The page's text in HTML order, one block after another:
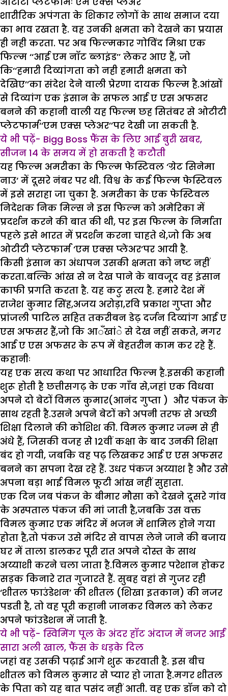
शारीरिक अपंगता के शिकार लोगों के साथ समाज दया
का भाव रखता है. वह उनकी क्षमता को देखने का प्रयास
ही नही करता. पर अब फिल्मकार गोविंद मिश्रा एक
फिल्म ‘‘आई एम नाॅट ब्लाइंड’’ लेकर आए हैं, जो
कि‘‘हमारी दिव्यांगता को नही हमारी क्षमता को
देखिए’’का संदेश देने वाली प्रेरणा दायक फिल्म है.आंखों
से दिव्यांग एक इंसान के सफल आई ए एस अफसर
बनने की कहानी वाली यह फिल्म छह सितंबर से ओटीटी
प्लेटफार्म‘‘एम एक्स प्लेअर’’पर देखी जा सकती है.
ये भी पढ़ें- Bigg Boss फैंस के लिए आई बुरी खबर,
सीजन 14 के समय में हो सकती है कटौती
यह फिल्म अमरीका के फिल्म फेस्टिवल ‘ग्रेट सिनेमा
नाउ‘ में दूसरे नंबर पर थी. विश्व के कई फिल्म फेस्टिवल
में इसे सराहा जा चुका है. अमरीका के एक फेस्टिवल
निदेशक निक मिल्स ने इस फिल्म को अमेरिका में
प्रदर्शन करने की बात की थी, पर इस फिल्म के निर्माता
पहले इसे भारत में प्रदर्शन करना चाहते थे,जो कि अब
ओटीटी प्लेटफार्म ‘एम एक्स प्लेअर’पर आयी है.
किसी इंसान का अंधापन उसकी क्षमता को नष्ट नहीं
करता.बल्कि आंख से न देख पाने के बावजूद वह इंसान
काफी प्रगति करता है. यह कटु सत्य है. हमारे देश में
राजेश कुमार सिंह,अजय अरोड़ा,रवि प्रकाश गुप्ता और
प्रांजली पाटिल सहित तकरीबन डेढ़ दर्जन दिव्यांग आई ए
एस अफसर हैं,जो कि आॅंखांे से देख नहीं सकते, मगर
आई ए एस अफसर के रूप में बेहतरीन काम कर रहे हैं.
कहानीः
यह एक सत्य कथा पर आधारित फिल्म है.इसकी कहानी
शुरू होती है छत्तीसगढ़ के एक गाॅंव से,जहां एक विधवा
अपने दो बेटों विमल कुमार(आनंद गुप्ता ) और पंकज के
साथ रहती है.उसने अपने बेटों को अपनी तरफ से अच्छी
शिक्षा दिलाने की कोशिश की. विमल कुमार जन्म से ही
अंधे हैं, जिसकी वजह सेे 12वीं कक्षा के बाद उनकी शिक्षा
बंद हो गयी, जबकि वह पढ़ लिखकर आई ए एस अफसर
बनने का सपना देख रहे हैं. उधर पंकज अय्याश है और उसे
अपना बड़ा भाई विमल फूटी आंख नहीं सुहाता.
एक दिन जब पंकज के बीमार मौसा को देखने दूसरे गांव
के अस्पताल पंकज की मां जाती है,जबकि उस वक्त
विमल कुमार एक मंदिर में भजन में शामिल होने गया
होता है,तो पंकज उसे मंदिर से वापस लेने जाने की बजाय
घर में ताला डालकर पूरी रात अपने दोस्त के साथ
अय्याशी करने चला जाता है.विमल कुमार परेशान होकर
सड़क किनारे रात गुजारते हैं. सुबह वहां से गुजर रही
‘शीतल फाउंडेशन’ की शीतल (शिखा इतकान) की नजर
पडती है, तो वह पूरी कहानी जानकर विमल को लेकर
अपने फांउडेशन में जाती है.
ये भी पढ़ें- स्विमिंग पूल के अंदर हॉट अंदाज में नजर आईं
सारा अली खाल, फैंस के धड़के दिल
जहां वह उसकी पढ़ाई आगे शुरू करवाती है. इस बीच
शीतल को विमल कुमार से प्यार हो जाता है.मगर शीतल
के पिता को यह बात पसंद नहीं आती. वह एक डाॅन को दो